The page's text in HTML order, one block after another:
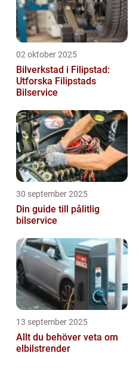
02 oktober 2025
Bilverkstad i Filipstad:
Utforska Filipstads
Bilservice
30 september 2025
Din guide till pålitlig
bilservice
13 september 2025
Allt du behöver veta om
elbilstrender